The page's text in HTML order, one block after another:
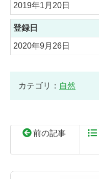
2019年1月20日
登録日
2020年9月26日
カテゴリ： 自然
前の記事
ン
ー